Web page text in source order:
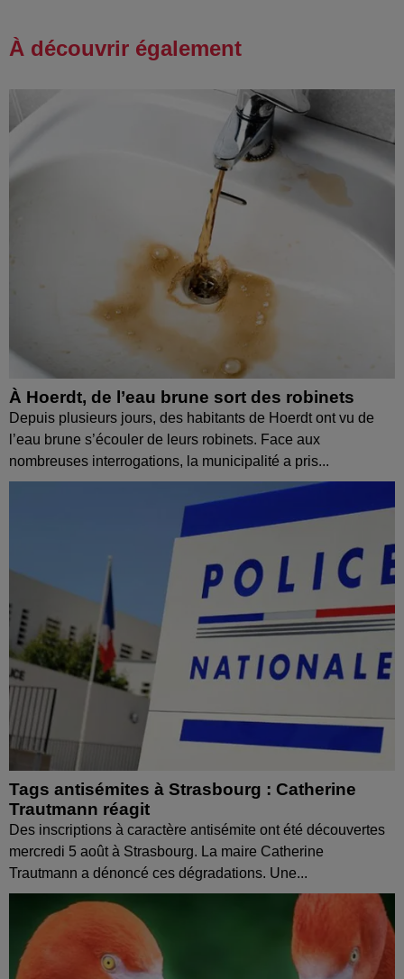
À découvrir également
À Hoerdt, de l’eau brune sort des robinets
Depuis plusieurs jours, des habitants de Hoerdt ont vu de
l’eau brune s’écouler de leurs robinets. Face aux
nombreuses interrogations, la municipalité a pris...
Tags antisémites à Strasbourg : Catherine
Trautmann réagit
Des inscriptions à caractère antisémite ont été découvertes
mercredi 5 août à Strasbourg. La maire Catherine
Trautmann a dénoncé ces dégradations. Une...